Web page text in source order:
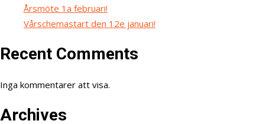
Årsmöte 1a februari!
Vårschemastart den 12e januari!
Recent Comments
Inga kommentarer att visa.
Archives